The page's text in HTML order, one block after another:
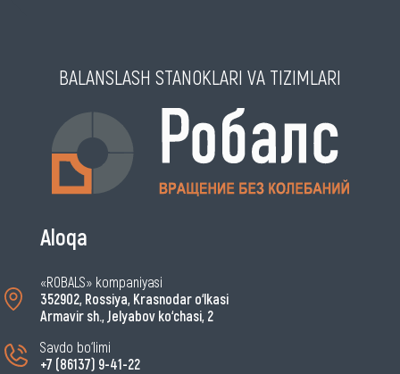
BALANSLASH STANOKLARI VA TIZIMLARI
Aloqa
«ROBALS» kompaniyasi
352902, Rossiya, Krasnodar o‘lkasi
Armavir sh., Jelyabov ko‘chasi, 2
Savdo bo‘limi
+7 (86137) 9-41-22